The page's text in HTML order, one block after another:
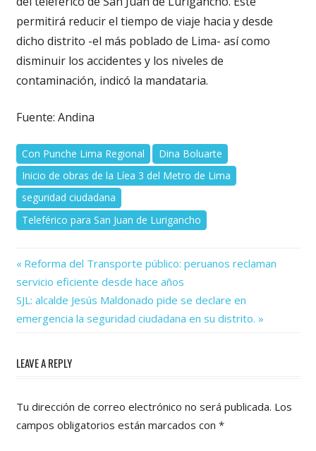
permitirá reducir el tiempo de viaje hacia y desde
dicho distrito -el más poblado de Lima- así como
disminuir los accidentes y los niveles de
contaminación, indicó la mandataria.
Fuente: Andina
Con Punche Lima Regional
Dina Boluarte
Inicio de obras de la Líea 3 del Metro de Lima
seguridad ciudadana
Teleférico para San Juan de Lurigancho
Navegación
de
entradas
Previous
Post:
Reforma del Transporte público: peruanos reclaman
servicio eficiente desde hace años
Next
Post:
SJL: alcalde Jesús Maldonado pide se declare en
emergencia la seguridad ciudadana en su distrito.
LEAVE A REPLY
Tu dirección de correo electrónico no será publicada. Los
campos obligatorios están marcados con *